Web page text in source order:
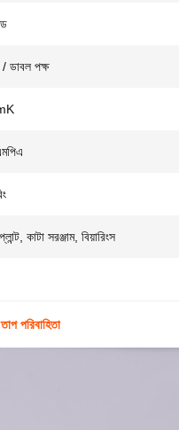
ডাবল পক্ষ
কাটা সরঞ্জাম, বিয়ারিংস
পরিবাহিতা